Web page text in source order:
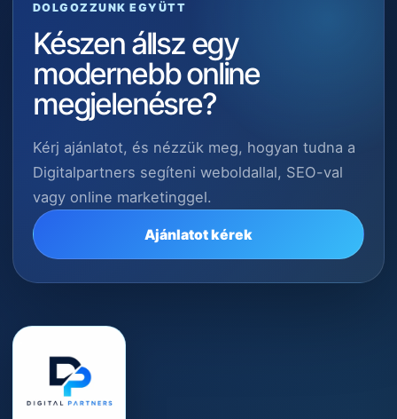
DOLGOZZUNK EGYÜTT
Készen állsz egy
modernebb online
megjelenésre?
Kérj ajánlatot, és nézzük meg, hogyan tudna a
Digitalpartners segíteni weboldallal, SEO-val
vagy online marketinggel.
Ajánlatot kérek